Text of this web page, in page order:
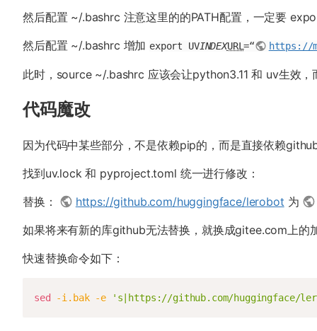
然后配置 ~/.bashrc 注意这里的的PATH配置，一定要
然后配置 ~/.bashrc 增加 export UVINDEXURL=“ https://
此时，source ~/.bashrc 应该会让python3.11 和 uv生效，
代码魔改
因为代码中某些部分，不是依赖pip的，而是直接依赖
找到uv.lock 和 pyproject.toml 统一进行修改：
替换：
https://github.com/huggingface/lerobot 为
如果将来有新的库github无法替换，就换成gitee.com上的
快速替换命令如下：
sed -i.bak -e 's|https://github.com/huggingface/